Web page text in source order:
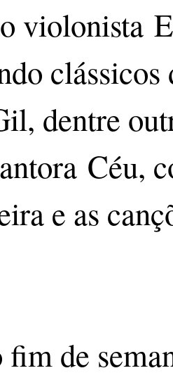
violonista
clássicos
dentre
Céu,
e as
de